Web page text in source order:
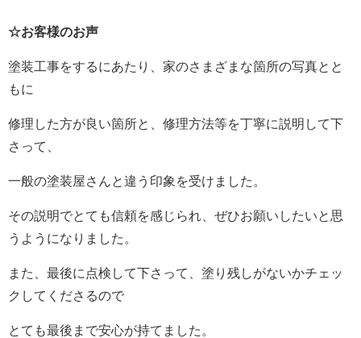
☆お客様のお声
塗装工事をするにあたり、家のさまざまな箇所の写真とと
もに
修理した方が良い箇所と、修理方法等を丁寧に説明して下
さって、
一般の塗装屋さんと違う印象を受けました。
その説明でとても信頼を感じられ、ぜひお願いしたいと思
うようになりました。
また、最後に点検して下さって、塗り残しがないかチェッ
クしてくださるので
とても最後まで安心が持てました。